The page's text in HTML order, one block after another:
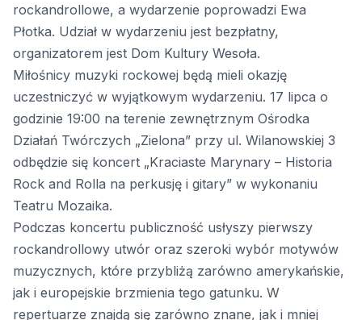
rockandrollowe, a wydarzenie poprowadzi Ewa
Płotka. Udział w wydarzeniu jest bezpłatny,
organizatorem jest Dom Kultury Wesoła.
Miłośnicy muzyki rockowej będą mieli okazję
uczestniczyć w wyjątkowym wydarzeniu. 17 lipca o
godzinie 19:00 na terenie zewnętrznym Ośrodka
Działań Twórczych „Zielona” przy ul. Wilanowskiej 3
odbędzie się koncert „Kraciaste Marynary – Historia
Rock and Rolla na perkusję i gitary” w wykonaniu
Teatru Mozaika.
Podczas koncertu publiczność usłyszy pierwszy
rockandrollowy utwór oraz szeroki wybór motywów
muzycznych, które przybliżą zarówno amerykańskie,
jak i europejskie brzmienia tego gatunku. W
repertuarze znajdą się zarówno znane, jak i mniej